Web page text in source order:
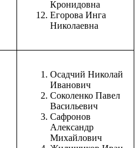
Кронидовна
Егорова Инга
Николаевна
Осадчий Николай
Иванович
Соколенко Павел
Васильевич
Сафронов
Александр
Михайлович